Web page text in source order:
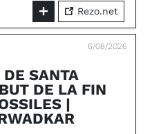
Rezo.net
6/08/2026
DE SANTA
DE LA FIN
|